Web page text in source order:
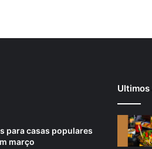
para casas populares
março